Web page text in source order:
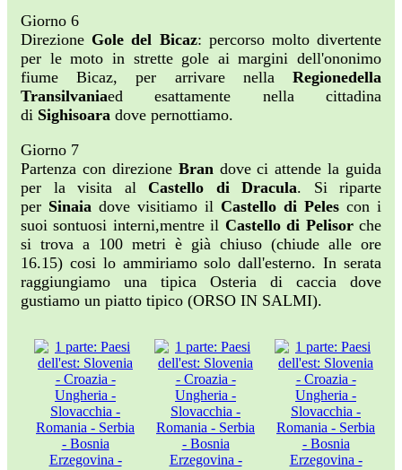
Giorno 6
Direzione Gole del Bicaz: percorso molto divertente
per le moto in strette gole ai margini dell'ononimo
fiume Bicaz, per arrivare nella Regionedella
Transilvaniaed esattamente nella cittadina
di Sighisoara dove pernottiamo.
Giorno 7
Partenza con direzione Bran dove ci attende la guida
per la visita al Castello di Dracula. Si riparte
per Sinaia dove visitiamo il Castello di Peles con i
suoi sontuosi interni,mentre il Castello di Pelisorche
si trova a 100 metri è già chiuso (chiude alle ore
16.15) cosi lo ammiriamo solo dall'esterno. In serata
raggiungiamo una tipica Osteria di caccia dove
gustiamo un piatto tipico (ORSO IN SALMI).